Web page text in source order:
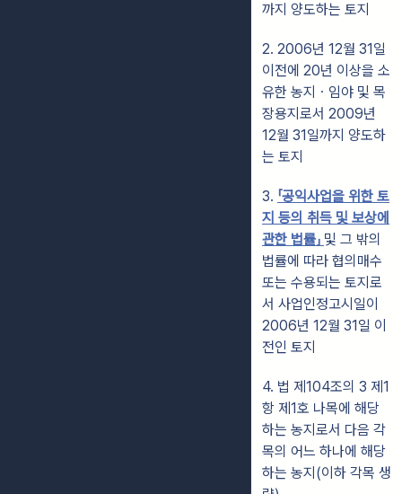
까지 양도하는 토지
2. 2006년 12월 31일
이전에 20년 이상을 소
유한 농지ㆍ임야 및 목
장용지로서 2009년
12월 31일까지 양도하
는 토지
3. 「공익사업을 위한 토
지 등의 취득 및 보상에
관한 법률」 및 그 밖의
법률에 따라 협의매수
또는 수용되는 토지로
서 사업인정고시일이
2006년 12월 31일 이
전인 토지
4. 법 제104조의 3 제1
항 제1호 나목에 해당
하는 농지로서 다음 각
목의 어느 하나에 해당
하는 농지(이하 각목 생